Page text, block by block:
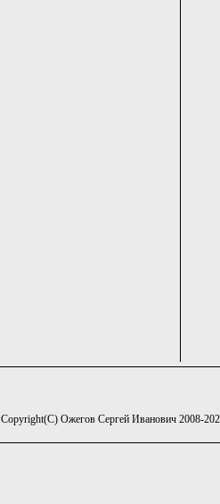
Copyright(C) Ожегов Сергей Иванович 2008-